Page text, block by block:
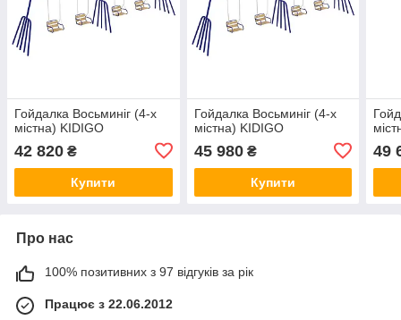
Гойдалка Восьминіг (4-х
містна) KIDIGO
42 820 ₴
Купити
Гойдалка Восьминіг (4-х
містна) KIDIGO
45 980₴
Купити
49
Про нас
100% позитивних з 97 відгуків за рік
Працює з 22.06.2012